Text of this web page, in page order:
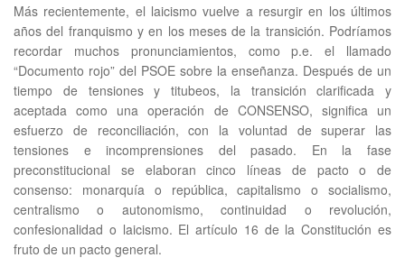
Más recientemente, el laicismo vuelve a resurgir en los últimos
años del franquismo y en los meses de la transición. Podríamos
recordar muchos pronunciamientos, como p.e. el llamado
“Documento rojo” del PSOE sobre la enseñanza. Después de un
tiempo de tensiones y titubeos, la transición clarificada y
aceptada como una operación de CONSENSO, significa un
esfuerzo de reconciliación, con la voluntad de superar las
tensiones e incomprensiones del pasado. En la fase
preconstitucional se elaboran cinco líneas de pacto o de
consenso: monarquía o república, capitalismo o socialismo,
centralismo o autonomismo, continuidad o revolución,
confesionalidad o laicismo. El artículo 16 de la Constitución es
fruto de un pacto general.